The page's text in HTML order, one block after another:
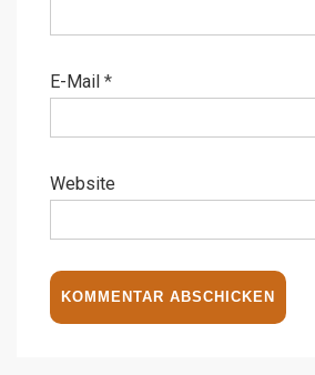
E-Mail *
Website